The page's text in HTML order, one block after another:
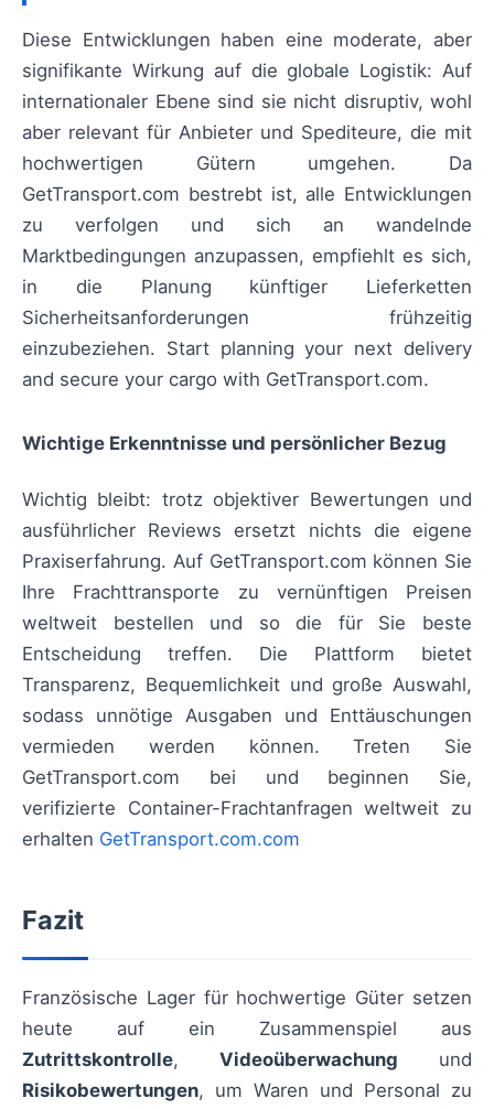
Diese Entwicklungen haben eine moderate, aber
signifikante Wirkung auf die globale Logistik: Auf
internationaler Ebene sind sie nicht disruptiv, wohl
aber relevant für Anbieter und Spediteure, die mit
hochwertigen Gütern umgehen. Da
GetTransport.com bestrebt ist, alle Entwicklungen
zu verfolgen und sich an wandelnde
Marktbedingungen anzupassen, empfiehlt es sich,
in die Planung künftiger Lieferketten
Sicherheitsanforderungen frühzeitig
einzubeziehen. Start planning your next delivery
and secure your cargo with GetTransport.com.
Wichtige Erkenntnisse und persönlicher Bezug
Wichtig bleibt: trotz objektiver Bewertungen und
ausführlicher Reviews ersetzt nichts die eigene
Praxiserfahrung. Auf GetTransport.com können Sie
Ihre Frachttransporte zu vernünftigen Preisen
weltweit bestellen und so die für Sie beste
Entscheidung treffen. Die Plattform bietet
Transparenz, Bequemlichkeit und große Auswahl,
sodass unnötige Ausgaben und Enttäuschungen
vermieden werden können. Treten Sie
GetTransport.com bei und beginnen Sie,
verifizierte Container-Frachtanfragen weltweit zu
erhalten GetTransport.com.com
Fazit
Französische Lager für hochwertige Güter setzen
heute auf ein Zusammenspiel aus
Zutrittskontrolle, Videoüberwachung und
Risikobewertungen, um Waren und Personal zu